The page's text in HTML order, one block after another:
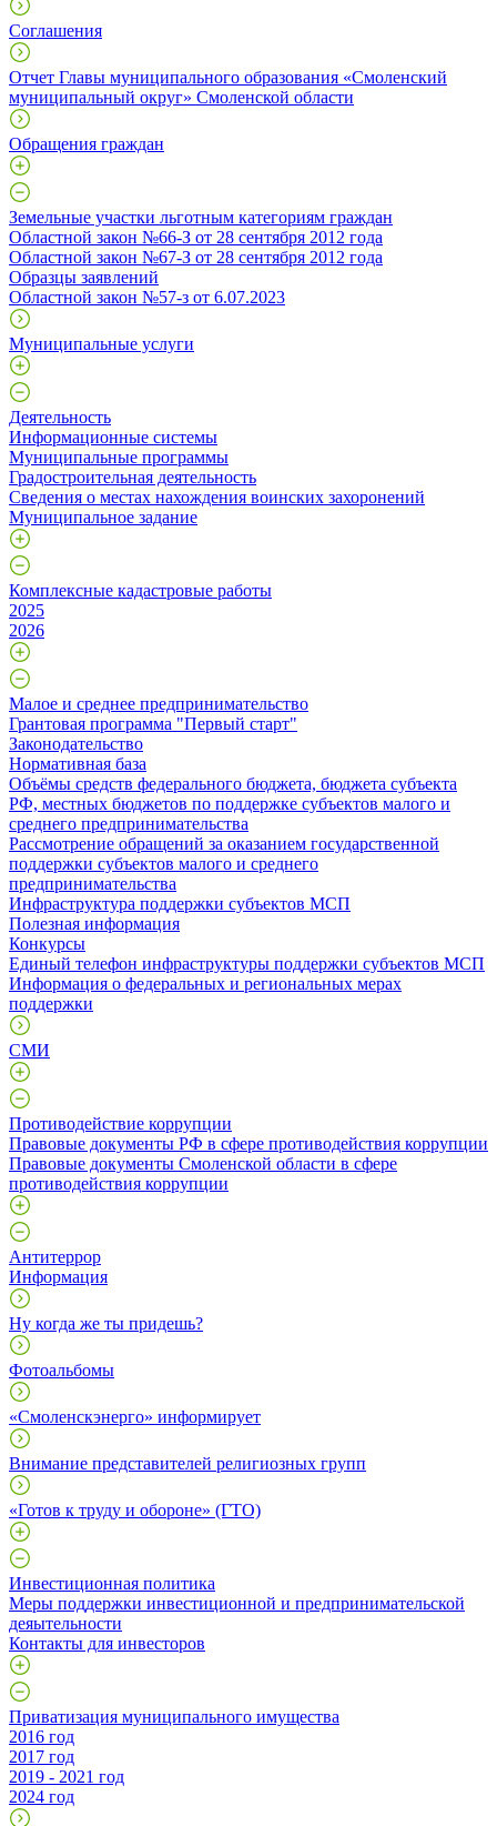
Соглашения
Отчет Главы муниципального образования «Смоленский
муниципальный округ» Смоленской области
Обращения граждан
Земельные участки льготным категориям граждан
Областной закон №66-З от 28 сентября 2012 года
Областной закон №67-З от 28 сентября 2012 года
Образцы заявлений
Областной закон №57-з от 6.07.2023
Муниципальные услуги
Деятельность
Информационные системы
Муниципальные программы
Градостроительная деятельность
Сведения о местах нахождения воинских захоронений
Муниципальное задание
Комплексные кадастровые работы
2025
2026
Малое и среднее предпринимательство
Грантовая программа "Первый старт"
Законодательство
Нормативная база
Объёмы средств федерального бюджета, бюджета субъекта
РФ, местных бюджетов по поддержке субъектов малого и
среднего предпринимательства
Рассмотрение обращений за оказанием государственной
поддержки субъектов малого и среднего
предпринимательства
Инфраструктура поддержки субъектов МСП
Полезная информация
Конкурсы
Единый телефон инфраструктуры поддержки субъектов МСП
Информация о федеральных и региональных мерах
поддержки
СМИ
Противодействие коррупции
Правовые документы РФ в сфере противодействия коррупции
Правовые документы Смоленской области в сфере
противодействия коррупции
Антитеррор
Информация
Ну когда же ты придешь?
Фотоальбомы
«Смоленскэнерго» информирует
Внимание представителей религиозных групп
«Готов к труду и обороне» (ГТО)
Инвестиционная политика
Меры поддержки инвестиционной и предпринимательской
деяытельности
Контакты для инвесторов
Приватизация муниципального имущества
2016 год
2017 год
2019 - 2021 год
2024 год